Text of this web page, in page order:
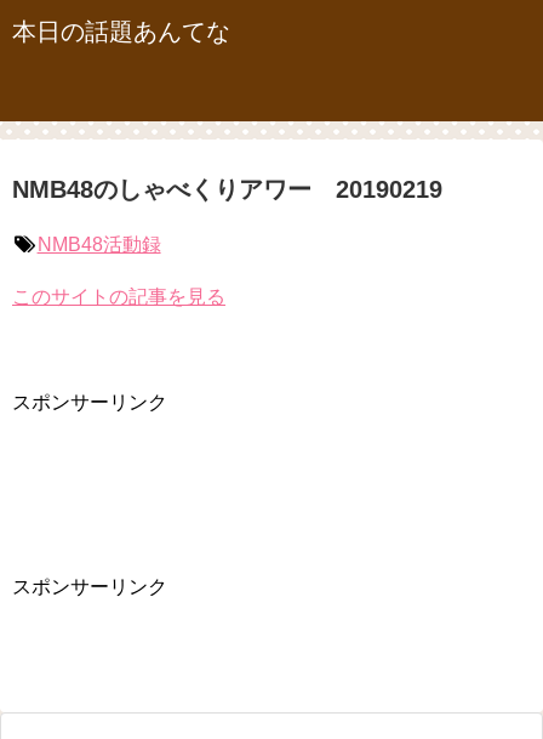
本日の話題あんてな
NMB48のしゃべくりアワー 20190219
NMB48活動録
このサイトの記事を見る
スポンサーリンク
スポンサーリンク